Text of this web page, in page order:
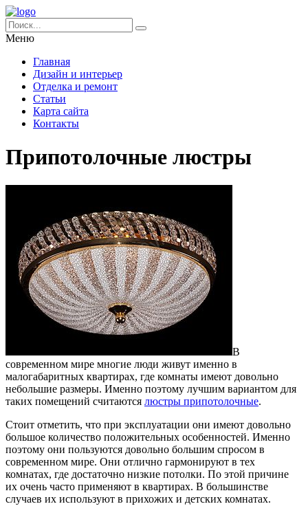
Меню
Главная
Дизайн и интерьер
Отделка и ремонт
Статьи
Карта сайта
Контакты
Припотолочные люстры
В
современном мире многие люди живут именно в
малогабаритных квартирах, где комнаты имеют довольно
небольшие размеры. Именно поэтому лучшим вариантом для
таких помещений считаются люстры припотолочные.
Стоит отметить, что при эксплуатации они имеют довольно
большое количество положительных особенностей. Именно
поэтому они пользуются довольно большим спросом в
современном мире. Они отлично гармонируют в тех
комнатах, где достаточно низкие потолки. По этой причине
их очень часто применяют в квартирах. В большинстве
случаев их используют в прихожих и детских комнатах.